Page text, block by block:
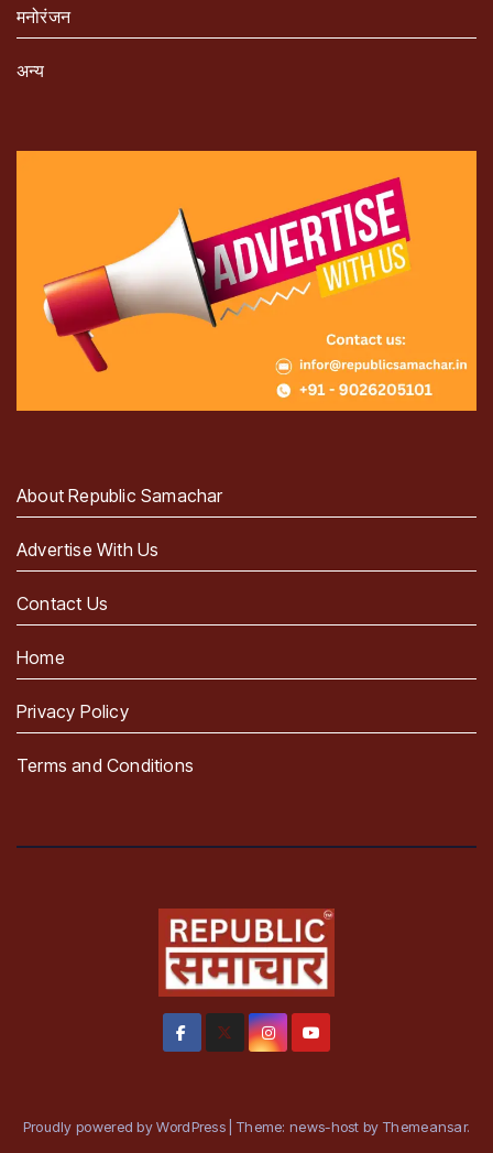
मनोरंजन
अन्य
About Republic Samachar
Advertise With Us
Contact Us
Home
Privacy Policy
Terms and Conditions
Proudly powered by WordPress Theme: news-host by Themeansar.